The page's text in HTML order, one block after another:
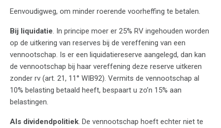
Eenvoudigweg, om minder roerende voorheffing te betalen.
Bij liquidatie. In principe moer er 25% RV ingehouden worden
op de uitkering van reserves bij de vereffening van een
vennootschap. Is er een liquidatiereserve aangelegd, dan kan
de vennootschap bij haar vereffening deze reserve uitkeren
zonder rv (art. 21, 11° WIB92). Vermits de vennootschap al
10% belasting betaald heeft, bespaart u zo’n 15% aan
belastingen.
Als dividendpolitiek . De vennootschap hoeft echter niet te